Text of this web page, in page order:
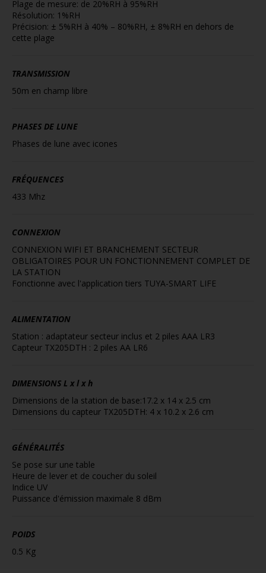
Plage de mesure: de 20%RH à 95%RH
Résolution: 1%RH
Précision: ± 5%RH à 40% – 80%RH, ± 8%RH en dehors de
cette plage
TRANSMISSION
50m en champ libre
PHASES DE LUNE
Phases de lune avec icones
FRÉQUENCES
433 Mhz
CONNEXION
CONNEXION WIFI ET BRANCHEMENT SECTEUR
OBLIGATOIRES POUR UN FONCTIONNEMENT COMPLET DE
LA STATION
Fonctionne avec l'application tiers TUYA-SMART LIFE
ALIMENTATION
Station : adaptateur secteur inclus et 2 piles AAA LR3
Capteur TX205DTH : 2 piles AA LR6
DIMENSIONS L x l x h
Dimensions de la station de base:17.2 x 14 x 2.5 cm
Dimensions du capteur TX205DTH: 4 x 10.2 x 2.6 cm
GÉNÉRALITÉS
Se pose sur une table
Heure de lever et de coucher du soleil
Indice UV
Puissance d'émission maximale 8 dBm
POIDS
0.5 Kg